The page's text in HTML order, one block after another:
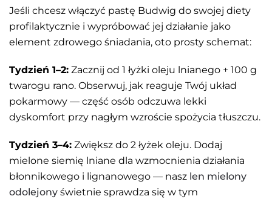
Jeśli chcesz włączyć pastę Budwig do swojej diety
profilaktycznie i wypróbować jej działanie jako
element zdrowego śniadania, oto prosty schemat:
Tydzień 1–2: Zacznij od 1 łyżki oleju lnianego + 100 g
twarogu rano. Obserwuj, jak reaguje Twój układ
pokarmowy — część osób odczuwa lekki
dyskomfort przy nagłym wzroście spożycia tłuszczu.
Tydzień 3–4: Zwiększ do 2 łyżek oleju. Dodaj
mielone siemię lniane dla wzmocnienia działania
błonnikowego i lignanowego — nasz len mielony
odolejony świetnie sprawdza się w tym